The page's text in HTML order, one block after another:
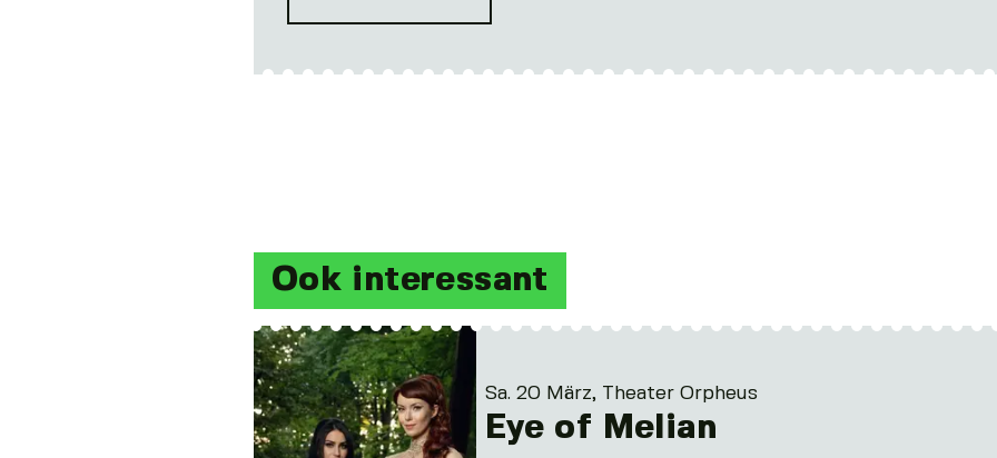
Ook interessant
Sa. 20 März, Theater Orpheus
Eye of Melian